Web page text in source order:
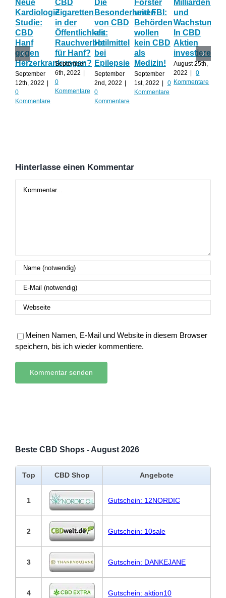
Neue
Kardiologie
Studie:
CBD
Hanf
gegen
Herzerkrankungen?
September
12th, 2022
0
Kommentare
CBD
Zigaretten
in der
Öffentlichkeit:
Rauchverbot
für Hanf?
September
6th, 2022
0
Kommentare
Die
Besonderheiten
von CBD
als
Heilmittel
bei
Epilepsie
September
2nd, 2022
0
Kommentare
Förster
und FBI:
Behörden
wollen
kein CBD
als
Medizin!
September
1st, 2022
0
Kommentare
und
Wachstum:
In CBD
Aktien
investieren?
August 25th,
2022
0
Kommentare
Hinterlasse einen Kommentar
Meinen Namen, E-Mail und Website in diesem Browser
speichern, bis ich wieder kommentiere.
Beste CBD Shops - August 2026
Top CBD Shop Angebote
1 Gutschein: 12NORDIC
2 Gutschein: 10sale
3 Gutschein: DANKEJANE
4 Gutschein: aktion10